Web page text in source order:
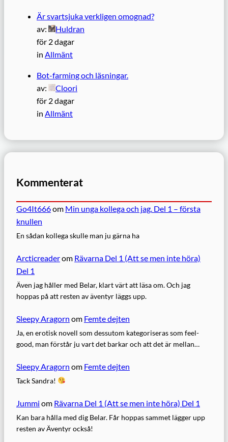
Är svartsjuka verkligen omognad?
av:
Huldran
för 2 dagar
in Allmänt
Bot-farming och läsningar.
av:
Cloori
för 2 dagar
in Allmänt
Kommenterat
Go4It666om Min unga kollega och jag. Del 1 – första
knullen
En sådan kollega skulle man ju gärna ha
Arcticreaderom Rävarna Del 1 (Att se men inte höra)
Del 1
Även jag håller med Belar, klart värt att läsa om. Och jag
hoppas på att resten av äventyr läggs upp.
Sleepy Aragorn om Femte dejten
Ja, en erotisk novell som dessutom kategoriseras som feel-
good, man förstår ju vart det barkar och att det är mellan…
Sleepy Aragorn om Femte dejten
Tack Sandra!
Jummi om Rävarna Del 1 (Att se men inte höra) Del 1
Kan bara hålla med dig Belar. Får hoppas sammet lägger upp
resten av Äventyr också!